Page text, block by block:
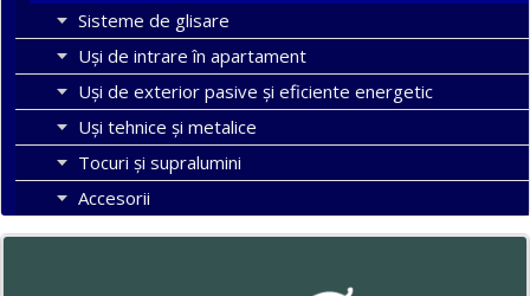
Sisteme de glisare
Uși de intrare în apartament
Uşi de exterior pasive şi eficiente energetic
Uși tehnice și metalice
Tocuri şi supralumini
Accesorii